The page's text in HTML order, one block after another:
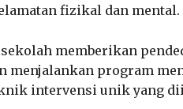
fizikal dan mental.
memberikan
menjalankan program
intervensi unik yang